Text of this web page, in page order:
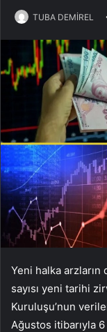
TUBA DEMİREL
Yeni halka arzların
sayısı yeni tarihi
Kuruluşu’nun
Ağustos itibarıyla